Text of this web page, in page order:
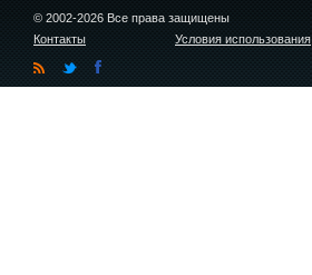
© 2002-2026 Все права защищены
Контакты
Условия использования